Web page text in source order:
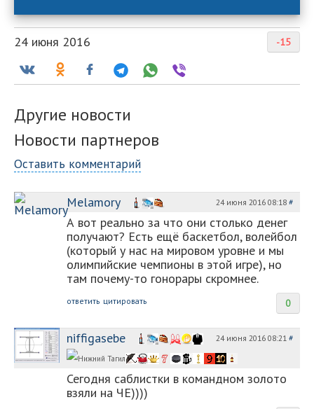
-15
24 июня 2016
Другие новости
Новости партнеров
Оставить комментарий
Melamory 24 июня 2016 08:18 #
А вот реально за что они столько денег
получают? Есть ещё баскетбол, волейбол
(который у нас на мировом уровне и мы
олимпийские чемпионы в этой игре), но
там почему-то гонорары скромнее.
0
ответить цитировать
niffigasebe 24 июня 2016 08:21 #
Сегодня саблистки в командном золото
взяли на ЧЕ))))